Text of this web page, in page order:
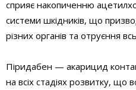
сприяє накопиченню
системи шкідників, що
різних органів та отруєння
Піридабен — акарицид
на всіх стадіях розвитку, що